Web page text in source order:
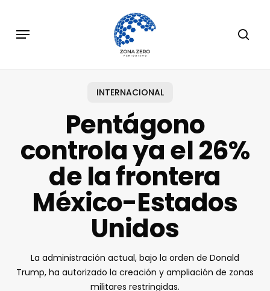
main
Menu
INTERNACIONAL
Pentágono
controla ya el 26%
de la frontera
México-Estados
Unidos
La administración actual, bajo la orden de Donald
Trump, ha autorizado la creación y ampliación de zonas
militares restringidas.